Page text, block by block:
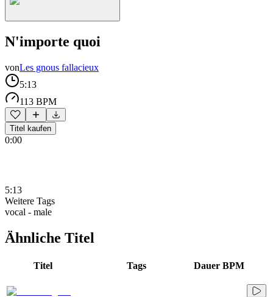
N'importe quoi
vonLes gnous fallacieux
5:13
113 BPM
Titel kaufen
0:00
5:13
Weitere Tags
vocal - male
Ähnliche Titel
Titel Tags Dauer BPM